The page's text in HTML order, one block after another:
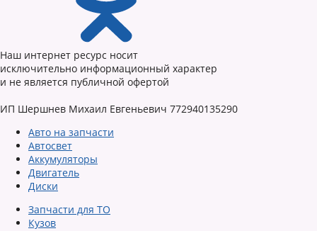
Наш интернет ресурс носит
исключительно информационный характер
и не является публичной офертой
ИП Шершнев Михаил Евгеньевич 772940135290
Авто на запчасти
Автосвет
Аккумуляторы
Двигатель
Диски
Запчасти для ТО
Кузов